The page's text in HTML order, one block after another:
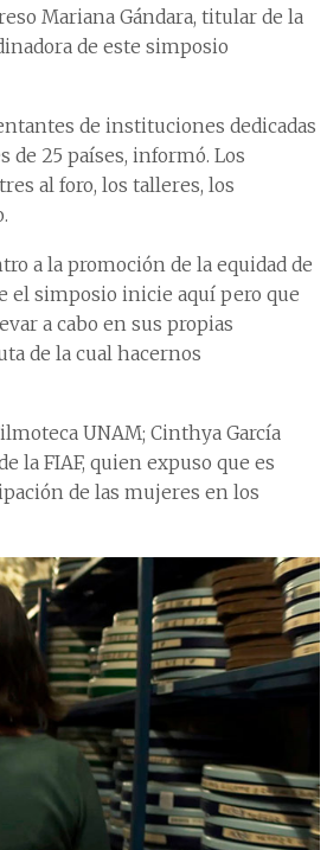
Mariana Gándara, titular de la
de este simposio
de instituciones dedicadas
25 países, informó. Los
al foro, los talleres, los
a la promoción de la equidad de
el simposio inicie aquí pero que
a cabo en sus propias
de la cual hacernos
UNAM; Cinthya García
la FIAF, quien expuso que es
de las mujeres en los